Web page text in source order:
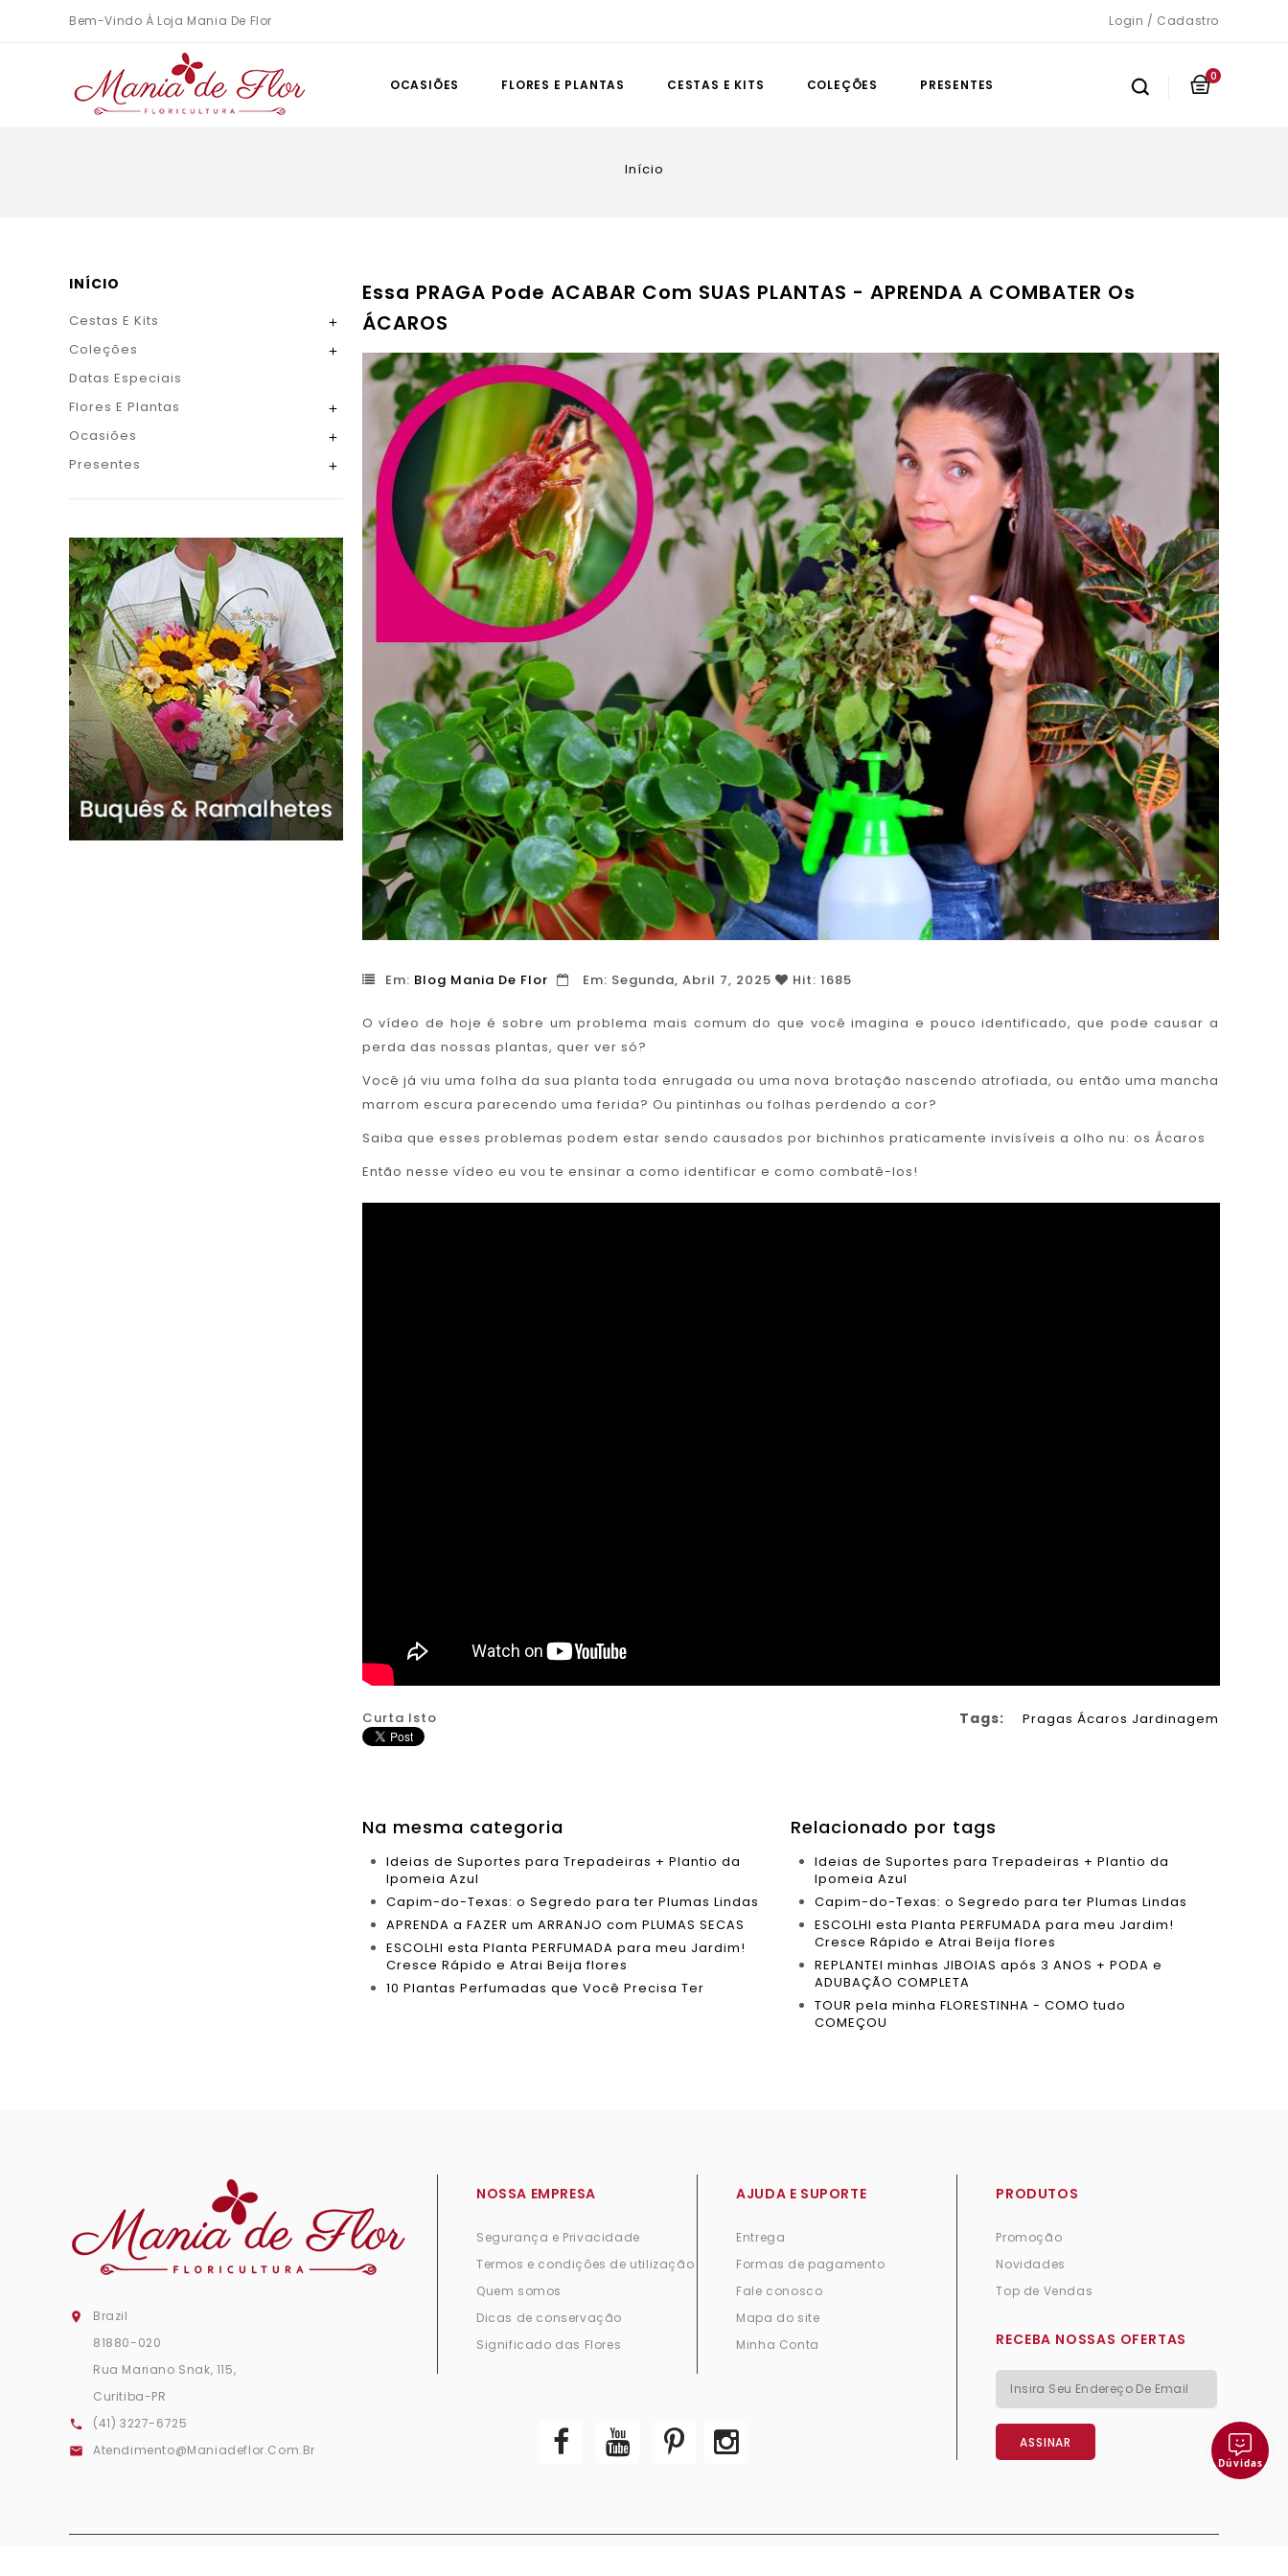
Bem-Vindo À Loja Mania De Flor Login / Cadastro
0
OCASIÕES FLORES E PLANTAS CESTAS E KITS COLEÇÕES PRESENTES
Início
INÍCIO
Cestas E Kits 
Coleções 
Datas Especiais
Flores E Plantas

Ocasiões 
Presentes 
Essa PRAGA Pode ACABAR Com SUAS PLANTAS - APRENDA A COMBATER Os
ÁCAROS
Em: Blog Mania De Flor Em: Segunda, Abril 7, 2025 Hit: 1685
O vídeo de hoje é sobre um problema mais comum do que você imagina e pouco identificado, que pode causar a
perda das nossas plantas, quer ver só?
Você já viu uma folha da sua planta toda enrugada ou uma nova brotação nascendo atrofiada, ou então uma mancha
marrom escura parecendo uma ferida? Ou pintinhas ou folhas perdendo a cor?
Saiba que esses problemas podem estar sendo causados por bichinhos praticamente invisíveis a olho nu: os Ácaros
Então nesse vídeo eu vou te ensinar a como identificar e como combatê-los!
Curta Isto Tags: Pragas Ácaros Jardinagem
Na mesma categoria
Ideias de Suportes para Trepadeiras + Plantio da
Ipomeia Azul
Capim-do-Texas: o Segredo para ter Plumas Lindas
APRENDA a FAZER um ARRANJO com PLUMAS SECAS
ESCOLHI esta Planta PERFUMADA para meu Jardim!
Cresce Rápido e Atrai Beija flores
10 Plantas Perfumadas que Você Precisa Ter
Relacionado por tags
Ideias de Suportes para Trepadeiras + Plantio da
Ipomeia Azul
Capim-do-Texas: o Segredo para ter Plumas Lindas
ESCOLHI esta Planta PERFUMADA para meu Jardim!
Cresce Rápido e Atrai Beija flores
REPLANTEI minhas JIBOIAS após 3 ANOS + PODA e
ADUBAÇÃO COMPLETA
TOUR pela minha FLORESTINHA - COMO tudo
COMEÇOU

Brazil
81880-020
Rua Mariano Snak, 115,
Curitiba-PR
 (41) 3227-6725
 Atendimento@maniadeflor.com.br
NOSSA EMPRESA
Segurança e Privacidade
Termos e condições de utilização
Quem somos
Dicas de conservação
Significado das Flores
AJUDA E SUPORTE
Entrega
Formas de pagamento
Fale conosco
Mapa do site
Minha Conta
PRODUTOS
Promoção
Novidades
Top de Vendas
RECEBA NOSSAS OFERTAS
Dúvidas